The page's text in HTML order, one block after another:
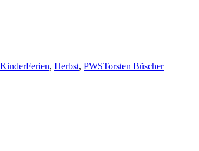
KinderFerien, Herbst, PWSTorsten Büscher